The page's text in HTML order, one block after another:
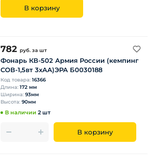
В корзину
782 руб. за шт
Фонарь КВ-502 Армия России (кемпинг
СОВ-1,5вт 3хАА)ЭРА Б0030188
Код товара: 16366
Длина: 172 мм
Ширина: 93мм
Высота: 90мм
В наличии 2 шт
В корзину